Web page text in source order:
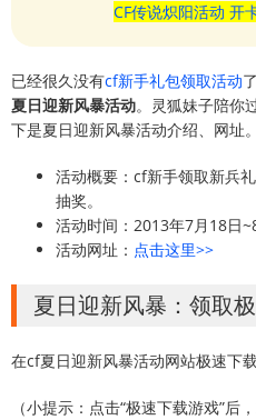
CF传说炽阳活动 开
已经很久没有cf新手礼包领取活动
夏日迎新风暴活动。灵狐妹子陪你
下是夏日迎新风暴活动介绍、网址。
活动概要：cf新手领取新兵
抽奖。
活动时间：2013年7月18日
活动网址： 点击这里>>
夏日迎新风暴：领取
在cf夏日迎新风暴活动网站极速下
（小提示：点击“极速下载游戏”